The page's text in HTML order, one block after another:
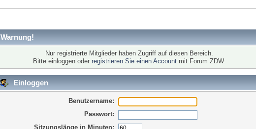
Warnung!
Nur registrierte Mitglieder haben Zugriff auf diesen Bereich.
Bitte einloggen oder registrieren Sie einen Accountmit Forum ZDW.
Einloggen
Benutzername:
Passwort:
Sitzungslänge in Minuten: